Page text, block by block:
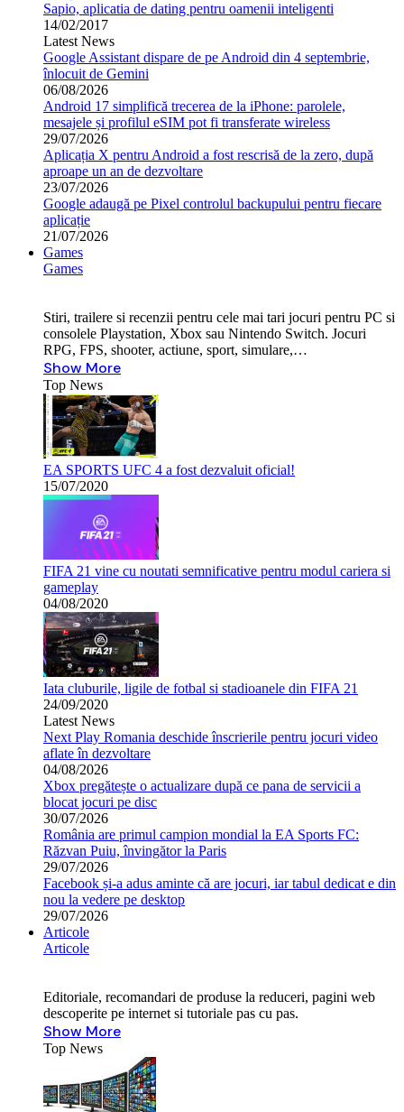
Sapio, aplicatia de dating pentru oamenii inteligenti
14/02/2017
Latest News
Google Assistant dispare de pe Android din 4 septembrie,
înlocuit de Gemini
06/08/2026
Android 17 simplifică trecerea de la iPhone: parolele,
mesajele și profilul eSIM pot fi transferate wireless
29/07/2026
Aplicația X pentru Android a fost rescrisă de la zero, după
aproape un an de dezvoltare
23/07/2026
Google adaugă pe Pixel controlul backupului pentru fiecare
aplicație
21/07/2026
Games
Games
Stiri, trailere si recenzii pentru cele mai tari jocuri pentru PC si
consolele Playstation, Xbox sau Nintendo Switch. Jocuri
RPG, FPS, shooter, actiune, sport, simulare,…
Show More
Top News
EA SPORTS UFC 4 a fost dezvaluit oficial!
15/07/2020
FIFA 21 vine cu noutati semnificative pentru modul cariera si
gameplay
04/08/2020
Iata cluburile, ligile de fotbal si stadioanele din FIFA 21
24/09/2020
Latest News
Next Play Romania deschide înscrierile pentru jocuri video
aflate în dezvoltare
04/08/2026
Xbox pregătește o actualizare după ce pana de servicii a
blocat jocuri pe disc
30/07/2026
România are primul campion mondial la EA Sports FC:
Răzvan Puiu, învingător la Paris
29/07/2026
Facebook și-a adus aminte că are jocuri, iar tabul dedicat e din
nou la vedere pe desktop
29/07/2026
Articole
Articole
Editoriale, recomandari de produse la reduceri, pagini web
descoperite pe internet si tutoriale pas cu pas.
Show More
Top News